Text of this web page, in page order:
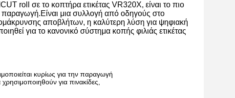
roll σε το κοπτήρα ετικέτας VR320X, είναι το πιο
μια συλλογή από οδηγούς στο
αποβλήτων, η καλύτερη λύση για ψηφιακή
για το κανονικό σύστημα κοπής φιλιάς ετικέτας
κυρίως για την παραγωγή
για πινακίδες,